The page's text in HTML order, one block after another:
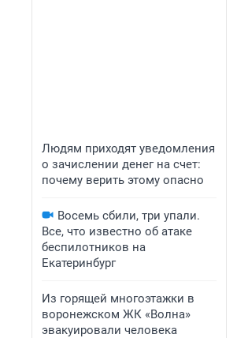
Людям приходят уведомления
о зачислении денег на счет:
почему верить этому опасно
Восемь сбили, три упали.
Все, что известно об атаке
беспилотников на
Екатеринбург
Из горящей многоэтажки в
воронежском ЖК «Волна»
эвакуировали человека